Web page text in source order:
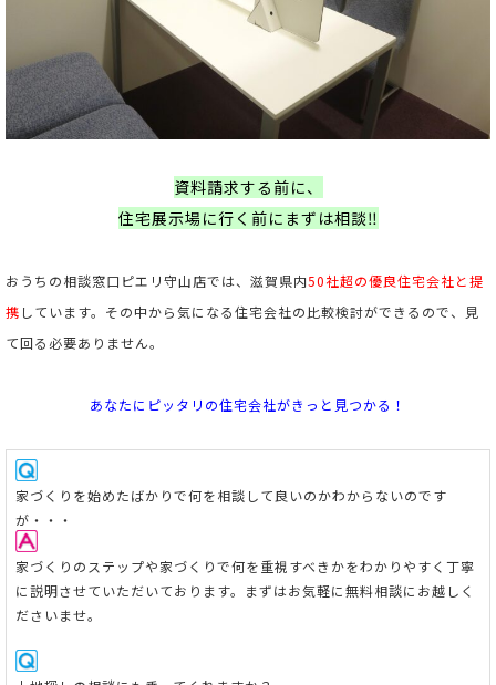
資料請求する前に、
住宅展示場に行く前にまずは相談‼
おうちの相談窓口ピエリ守山店では、滋賀県内50社超の優良住宅会社と提
携 しています。 その中から気になる住宅会社の比較検討ができるので、見
て回る必要ありません。
あなたにピッタリの住宅会社がきっと見つかる！
家づくりを始めたばかりで何を相談して良いのかわからないのです
が・・・
家づくりのステップや家づくりで何を重視すべきかをわかりやすく丁寧
に説明させていただいております。まずはお気軽に無料相談にお越しく
ださいませ。